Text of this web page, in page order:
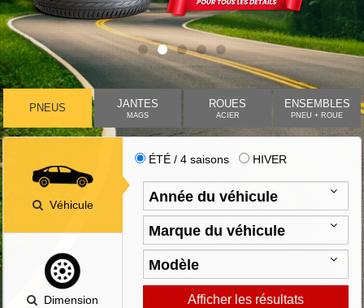
PNEUS JANTES
MAGS
ROUES
ACIER
ENSEMBLES
PNEU + ROUE
Véhicule
Dimension
ÉTÉ / 4 saisons HIVER
Afficher les résultats